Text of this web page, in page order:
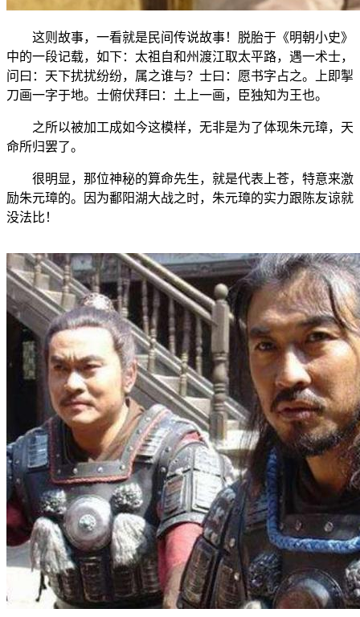
这则故事，一看就是民间传说故事！脱胎于《明朝小史》
中的一段记载，如下：太祖自和州渡江取太平路，遇一术士，
问曰：天下扰扰纷纷，属之谁与？士曰：愿书字占之。上即掣
刀画一字于地。士俯伏拜曰：土上一画，臣独知为王也。
之所以被加工成如今这模样，无非是为了体现朱元璋，天
命所归罢了。
很明显，那位神秘的算命先生，就是代表上苍，特意来激
励朱元璋的。因为鄱阳湖大战之时，朱元璋的实力跟陈友谅就
没法比！